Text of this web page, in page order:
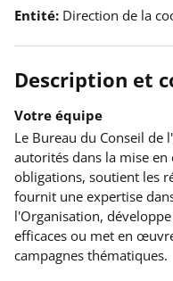
Entité Direction de la
Description et
Votre équipe
Le Bureau du Conseil de
autorités dans la mise en
obligations, soutient les
fournit une expertise
l'Organisation,
efficaces ou met en œ
campagnes thématiques.